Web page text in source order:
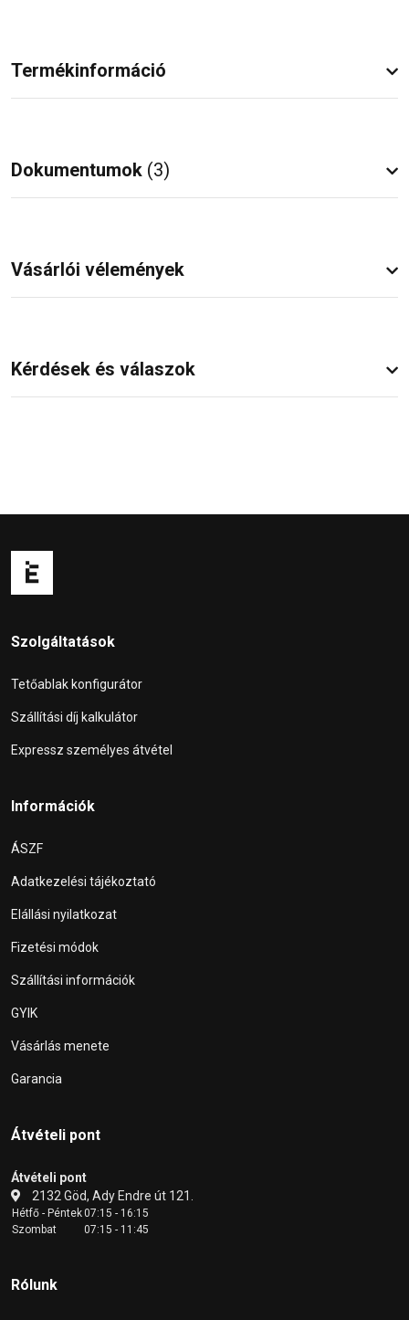
Termékinformáció
Dokumentumok (3)
Vásárlói vélemények
Kérdések és válaszok
Szolgáltatások
Tetőablak konfigurátor
Szállítási díj kalkulátor
Expressz személyes átvétel
Információk
ÁSZF
Adatkezelési tájékoztató
Elállási nyilatkozat
Fizetési módok
Szállítási információk
GYIK
Vásárlás menete
Garancia
Átvételi pont
Átvételi pont
2132 Göd, Ady Endre út 121.
Hétfő - Péntek07:15 - 16:15
Szombat
07:15 - 11:45
Rólunk